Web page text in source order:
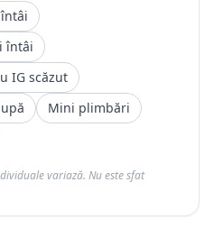
întâi
IG scăzut
Mini plimbări
variază. Nu este sfat